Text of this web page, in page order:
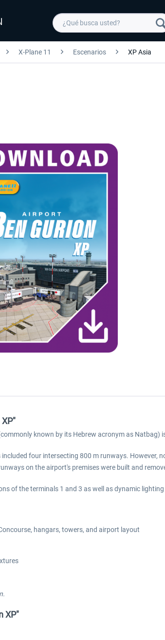
X-Plane 11 Escenarios XP Asia
known by its Hebrew acronym as
four intersecting 800 m runways. However,
on the airport's premises were built and
of the terminals 1 and 3 as well as dynamic
hangars, towers, and airport layout
XP"